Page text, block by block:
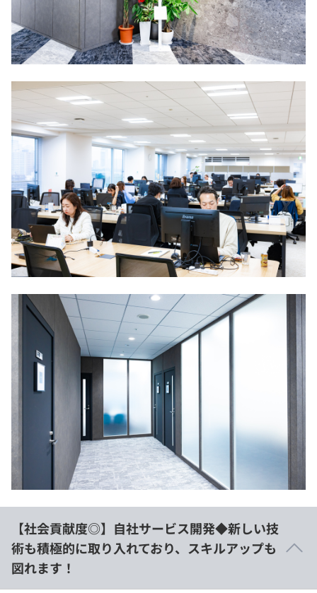
【社会貢献度◎】自社サービス開発◆新しい技
術も積極的に取り入れており、スキルアップも
図れます！